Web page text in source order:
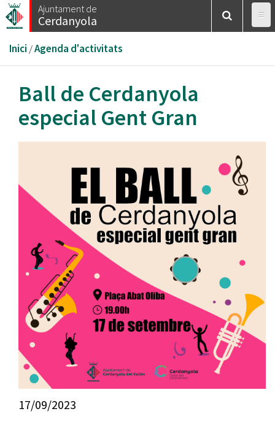
Vés
al
Ajuntament de
Cerdanyola
Esteu
aquí
Inici /Agenda d'activitats
Ball de Cerdanyola
especial Gent Gran
17/09/2023